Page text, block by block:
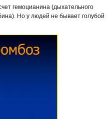
гемоцианина (дыхательного
Но у людей не бывает голубой